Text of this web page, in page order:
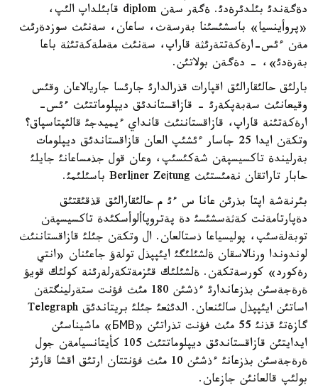
دةگةندئ بئلدئرةدئ. ةگةر سةن dіplom قابئلداپ الئپ،
«پروأينسيا» باسشئسئنا بةرسةث، ساعان، سةنئث سوزدةرئث
مةن ءئس-ارةكةتتةرئثة قاراپ، سةنئث مةملةكةتئثة باعا
بةرةدئ»، - دةگةن بولاتئن.
بارلئق حالئقارالئق اقپارات قذرالدارئ جارئسا جاريالاعان وقئس
وقيعانئث سةبةپكةرئ - قازاقستاندئق ديپلوماتتئث ءئس-
ارةكةتئنة قاراپ، قازاقستاننئث قانداي ءيميدجئ قالئپتاسپاق؟
وتكةن ايدا 25 جاسار ءئشئپ العان قازاقستاندئق ديپلومات
بةرليندة تاكسيسپةن شةكئسئپ، وعان قول جذمساعانئ جايلئ
حابار تاراتقان نةمئستئث Berlіner Zeіtung باسئلئمئ.
بئرنةشة اپتا بذرئن عانا س ءئ م حالئقارالئق قذقئقتئق
دةپارتامةنت كةثةسشئسئ دة پةتروپاألوأسكئدة تاكسيسپةن
توبةلةسئپ، پوليسياعا ذستالعان. ال وتكةن جئلئ قازاقستاننئث
لوندوندا ورنالاسقان ةلشئلئگئ ايئپپذل تولةؤ جاعئنان «انتي
رةكورد» كورسةتكةن. ةلشئلئك قئزمةتكةرلةرئنة كولئك قويؤ
ةرةجةسئن بذزعاندارئ ءذشئن 180 مئث فؤنت ستةرلينگتةن
اساتئن ايئپپذل سالئنعان. الدئثعئ جئلئ بريتاندئق Telegraph
گازةتئ قذنئ 55 مئث فؤنت تذراتئن «БМВ» ماشيناسئن
ايدايتئن قازاقستاندئق ديپلوماتتئث 105 كأيتانسيامةن جول
ةرةجةسئن بذزعانئ ءذشئن 10 مئث فؤنتتان ارتئق اقشا قارئز
بولئپ قالعانئن جازعان.